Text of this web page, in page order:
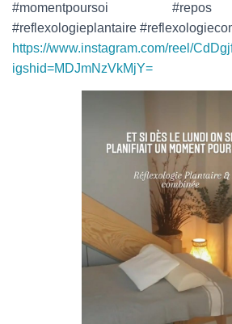
#momentpoursoi
#reflexologieplantaire
https://www.instagram.com/reel/
igshid=MDJmNzVkMjY=